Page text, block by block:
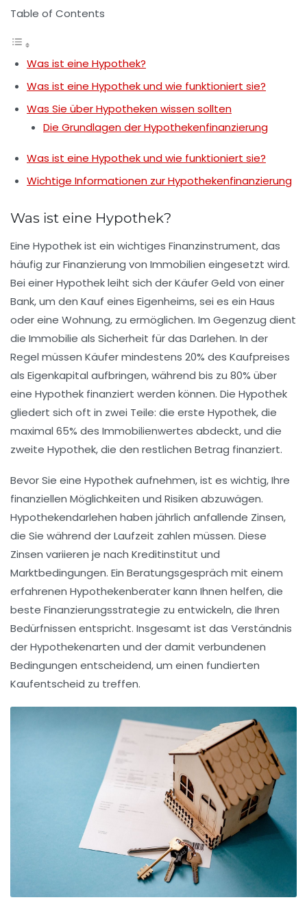
Table of Contents
Was ist eine Hypothek?
Was ist eine Hypothek und wie funktioniert sie?
Was Sie über Hypotheken wissen sollten
Die Grundlagen der Hypothekenfinanzierung
Was ist eine Hypothek und wie funktioniert sie?
Wichtige Informationen zur Hypothekenfinanzierung
Was ist eine Hypothek?
Eine Hypothekist ein wichtiges Finanzinstrument, das
häufig zurFinanzierung von Immobilien eingesetzt wird.
Bei einer Hypothek leiht sich der Käufer Geld von einer
Bank, um den Kauf eines Eigenheims, sei es ein Haus
oder eine Wohnung, zu ermöglichen. Im Gegenzug dient
die Immobilie als Sicherheit für das Darlehen. In der
Regel müssen Käufer mindestens 20% des Kaufpreises
als Eigenkapital aufbringen, während bis zu 80% über
eine Hypothek finanziert werden können. Die Hypothek
gliedert sich oft in zwei Teile: die erste Hypothek, die
maximal 65% des Immobilienwertes abdeckt, und die
zweite Hypothek, die den restlichen Betrag finanziert.
Bevor Sie eine Hypothek aufnehmen, ist es wichtig, Ihre
finanziellen Möglichkeiten und Risiken abzuwägen.
Hypothekendarlehen haben jährlich anfallende Zinsen,
die Sie während der Laufzeit zahlen müssen. Diese
Zinsen variieren je nach Kreditinstitut und
Marktbedingungen. Ein Beratungsgespräch mit einem
erfahrenen Hypothekenberaterkann Ihnen helfen, die
beste Finanzierungsstrategie zu entwickeln, die Ihren
Bedürfnissen entspricht. Insgesamt ist das Verständnis
der Hypothekenarten und der damit verbundenen
Bedingungen entscheidend, um einen fundierten
Kaufentscheid zu treffen.